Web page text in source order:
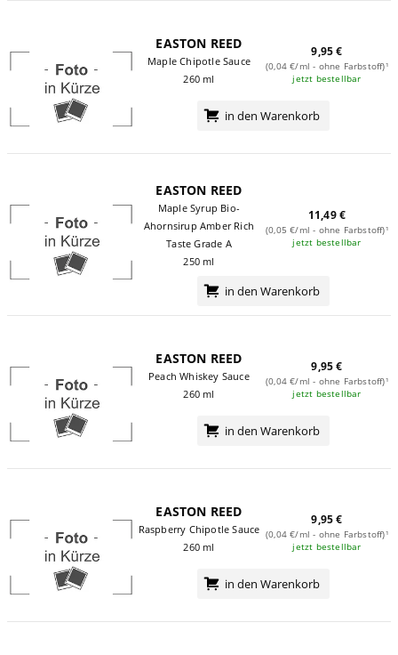
EASTON REED
Maple Chipotle Sauce
260 ml
9,95 €
(0,04 €/ml - ohne Farbstoff)¹
jetzt bestellbar
in den Warenkorb
EASTON REED
Maple Syrup Bio-
Ahornsirup Amber Rich
Taste Grade A
250 ml
11,49 €
(0,05 €/ml - ohne Farbstoff)¹
jetzt bestellbar
in den Warenkorb
EASTON REED
Peach Whiskey Sauce
260 ml
9,95 €
(0,04 €/ml - ohne Farbstoff)¹
jetzt bestellbar
in den Warenkorb
EASTON REED
Raspberry Chipotle Sauce
260 ml
9,95 €
(0,04 €/ml - ohne Farbstoff)¹
jetzt bestellbar
in den Warenkorb